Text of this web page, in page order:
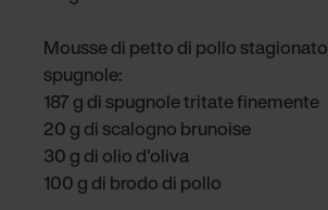
Mousse di petto di pollo
spugnole:
187 g di spugnole tritate finemente
20 g di scalogno brunoise
30 g di olio d'oliva
100 g di brodo di pollo